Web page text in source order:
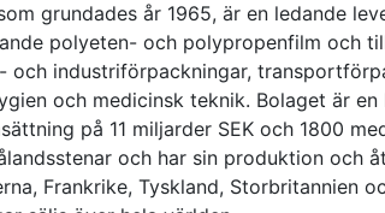
grundades år 1965, är en ledande
polyeten- och polypropenfilm och
och industriförpackningar,
och medicinsk teknik. Bolaget är
på 11 miljarder SEK och 1800
och har sin produktion och
Frankrike, Tyskland, Storbritannien